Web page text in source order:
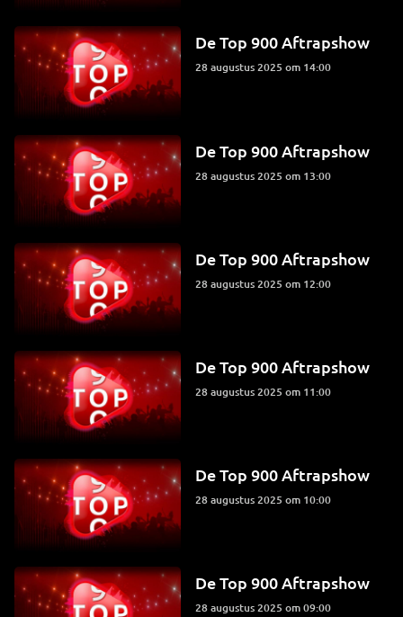
De Top 900 Aftrapshow
28 augustus 2025 om 14:00
De Top 900 Aftrapshow
28 augustus 2025 om 13:00
De Top 900 Aftrapshow
28 augustus 2025 om 12:00
De Top 900 Aftrapshow
28 augustus 2025 om 11:00
De Top 900 Aftrapshow
28 augustus 2025 om 10:00
De Top 900 Aftrapshow
28 augustus 2025 om 09:00